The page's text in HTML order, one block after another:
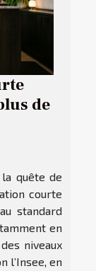
de
quête de
courte
standard
en
niveaux
l’Insee, en